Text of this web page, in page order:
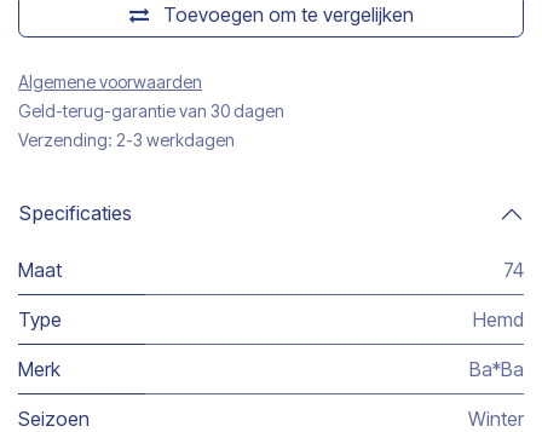
Toevoegen om te vergelijken
Algemene voorwaarden
Geld-terug-garantie van 30 dagen
Verzending: 2-3 werkdagen
Specificaties
Maat 74
Type Hemd
Merk Ba*Ba
Seizoen Winter